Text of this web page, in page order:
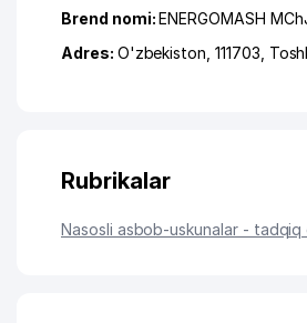
Brend nomi:ENERGOMASH
Adres: O'zbekiston, 111703,
Rubrikalar
Nasosli asbob-uskunalar - tadqiq